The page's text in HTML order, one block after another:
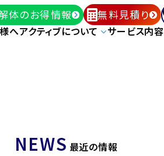
体のお得情報 無料見積り
へアクティブについて サービス内容
NEWS 最近の情報